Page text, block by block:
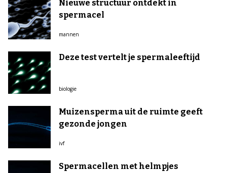
Nieuwe structuur ontdekt in
spermacel
mannen
Deze test vertelt je spermaleeftijd
biologie
Muizensperma uit de ruimte geeft
gezonde jongen
ivf
Spermacellen met helmpjes